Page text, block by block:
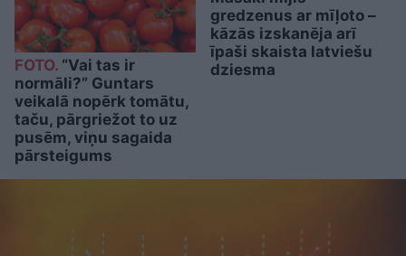
FOTO. “Vai tas ir
normāli?” Guntars
veikalā nopērk tomātu,
taču, pārgriežot to uz
pusēm, viņu sagaida
pārsteigums
gredzenus ar mīļoto –
kāzās izskanēja arī
īpaši skaista latviešu
dziesma